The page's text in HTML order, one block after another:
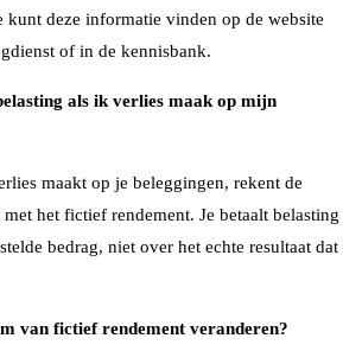
kunt deze informatie vinden op de website
of in de kennisbank.
als ik verlies maak op mijn
maakt op je beleggingen, rekent de
het fictief rendement. Je betaalt belasting
bedrag, niet over het echte resultaat dat
van fictief rendement veranderen?